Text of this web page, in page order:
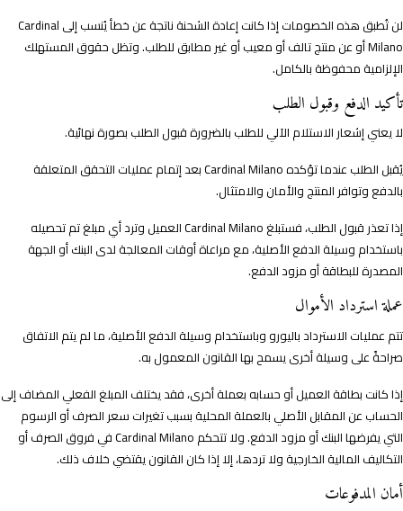
لن تُطبق هذه الخصومات إذا كانت إعادة الشحنة ناتجة عن خطأ يُنسب إلى Cardinal
Milano أو عن منتج تالف أو معيب أو غير مطابق للطلب. وتظل حقوق المستهلك
الإلزامية محفوظة بالكامل.
تأكيد الدفع وقبول الطلب
لا يعني إشعار الاستلام الآلي للطلب بالضرورة قبول الطلب بصورة نهائية.
يُقبل الطلب عندما تؤكده Cardinal Milano بعد إتمام عمليات التحقق المتعلقة
بالدفع وتوافر المنتج والأمان والامتثال.
إذا تعذر قبول الطلب، فستبلغ Cardinal Milano العميل وترد أي مبلغ تم تحصيله
باستخدام وسيلة الدفع الأصلية، مع مراعاة أوقات المعالجة لدى البنك أو الجهة
المصدرة للبطاقة أو مزود الدفع.
عملة استرداد الأموال
تتم عمليات الاسترداد باليورو وباستخدام وسيلة الدفع الأصلية، ما لم يتم الاتفاق
صراحةً على وسيلة أخرى يسمح بها القانون المعمول به.
إذا كانت بطاقة العميل أو حسابه بعملة أخرى، فقد يختلف المبلغ الفعلي المضاف إلى
الحساب عن المقابل الأصلي بالعملة المحلية بسبب تغيرات سعر الصرف أو الرسوم
التي يفرضها البنك أو مزود الدفع. ولا تتحكم Cardinal Milano في فروق الصرف أو
التكاليف المالية الخارجية ولا تردها، إلا إذا كان القانون يقتضي خلاف ذلك.
أمان المدفوعات